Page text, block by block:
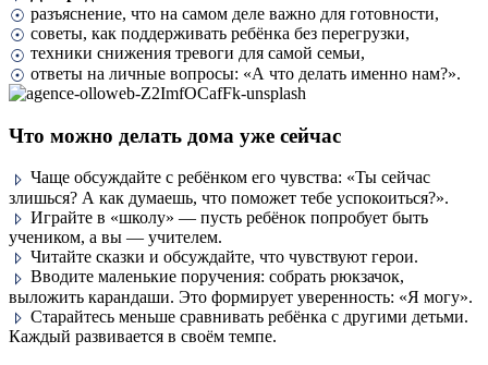
разъяснение, что на самом деле важно для готовности,
советы, как поддерживать ребёнка без перегрузки,
техники снижения тревоги для самой семьи,
ответы на личные вопросы: «А что делать именно нам?».
Что можно делать дома уже сейчас
Чаще обсуждайте с ребёнком его чувства: «Ты сейчас
злишься? А как думаешь, что поможет тебе успокоиться?».
Играйте в «школу» — пусть ребёнок попробует быть
учеником, а вы — учителем.
Читайте сказки и обсуждайте, что чувствуют герои.
Вводите маленькие поручения: собрать рюкзачок,
выложить карандаши. Это формирует уверенность: «Я могу».
Старайтесь меньше сравнивать ребёнка с другими детьми.
Каждый развивается в своём темпе.